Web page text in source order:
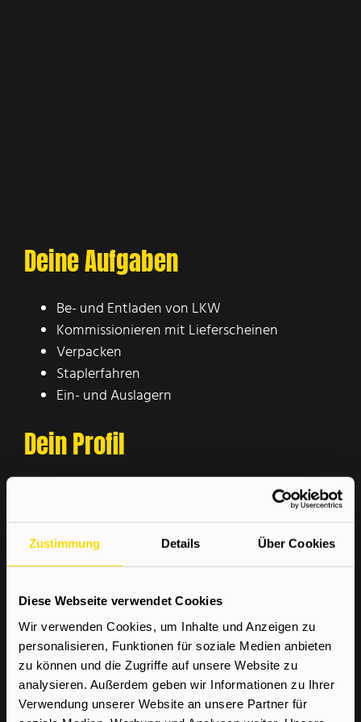
Zustimmung Details Über Cookies
Diese Webseite verwendet Cookies
Wir verwenden Cookies, um Inhalte und Anzeigen zu
personalisieren, Funktionen für soziale Medien anbieten
zu können und die Zugriffe auf unsere Website zu
analysieren. Außerdem geben wir Informationen zu Ihrer
Verwendung unserer Website an unsere Partner für
Deine Aufgaben
Be- und Entladen von LKW
Kommissionieren mit Lieferscheinen
Verpacken
Staplerfahren
Ein- und Auslagern
Dein Profil
Lagererfahrung unbedingt erforderlich
Keine gesundheitlichen oder körperlichen
Einschränkungen
Wir bieten
Kostenloser Kompetenzcheck
Sehr gute Aus- und
Weiterbildungsmöglichkeiten